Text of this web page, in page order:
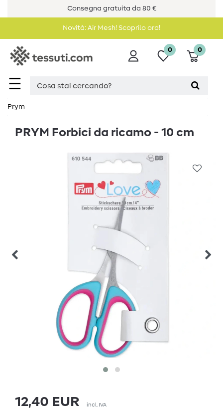
Consegna gratuita da 80 €
Novità: Air Mesh! Scoprilo ora!
☰
0 0
Prym
PRYM Forbici da ricamo - 10 cm
12,40 EUR incl. IVA